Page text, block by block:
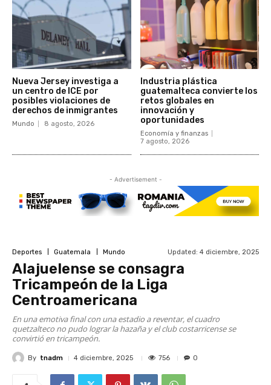
Nueva Jersey investiga a
un centro de ICE por
posibles violaciones de
derechos de inmigrantes
Mundo 8 agosto, 2026
Industria plástica
guatemalteca convierte los
retos globales en
innovación y
oportunidades
Economía y finanzas
7 agosto, 2026
- Advertisement -